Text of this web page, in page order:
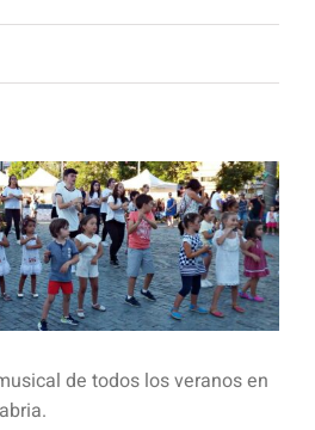
de todos los veranos en